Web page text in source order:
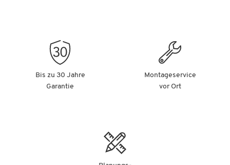
Bis zu 30 Jahre
Garantie
Montageservice
vor Ort